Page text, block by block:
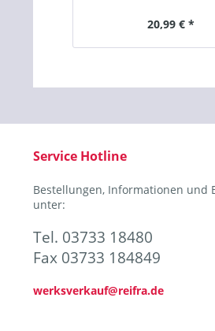
20,99 € *
Service Hotline
Bestellungen, Informationen und
unter:
Tel. 03733 18480
Fax 03733 184849
werksverkauf@reifra.de